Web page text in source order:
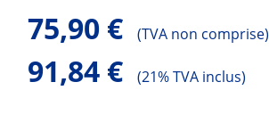
75,90 € (TVA non comprise)
91,84 € (21% TVA inclus)